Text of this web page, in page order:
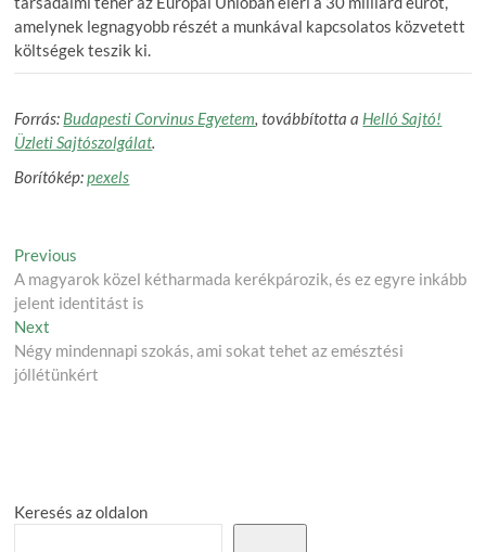
amelynek legnagyobb részét a munkával kapcsolatos közvetett
költségek teszik ki.
Forrás: Budapesti Corvinus Egyetem , továbbította a Helló Sajtó!
Üzleti Sajtószolgálat.
Borítókép:pexels
Post
navigation
Previous
post:
A magyarok közel kétharmada kerékpározik, és ez egyre inkább
jelent identitást is
Next
post:
Négy mindennapi szokás, ami sokat tehet az emésztési
jóllétünkért
Keresés az oldalon